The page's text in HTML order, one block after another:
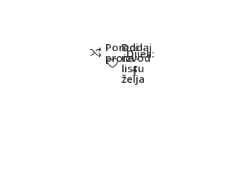
Poredi
proizvod
Dodaj
na
listu
želja
Dijeli: